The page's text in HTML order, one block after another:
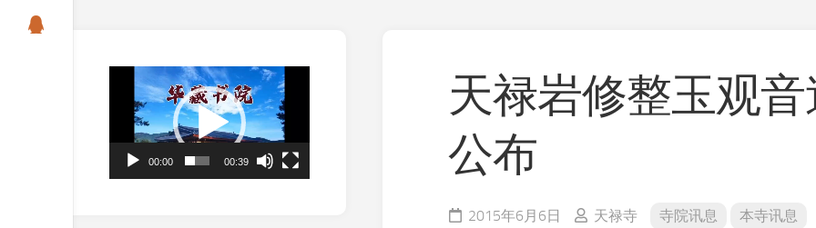
天禄岩修整玉观
公布
2015年6月6日 天禄寺 寺院讯息 本寺讯息
00:00 00:39